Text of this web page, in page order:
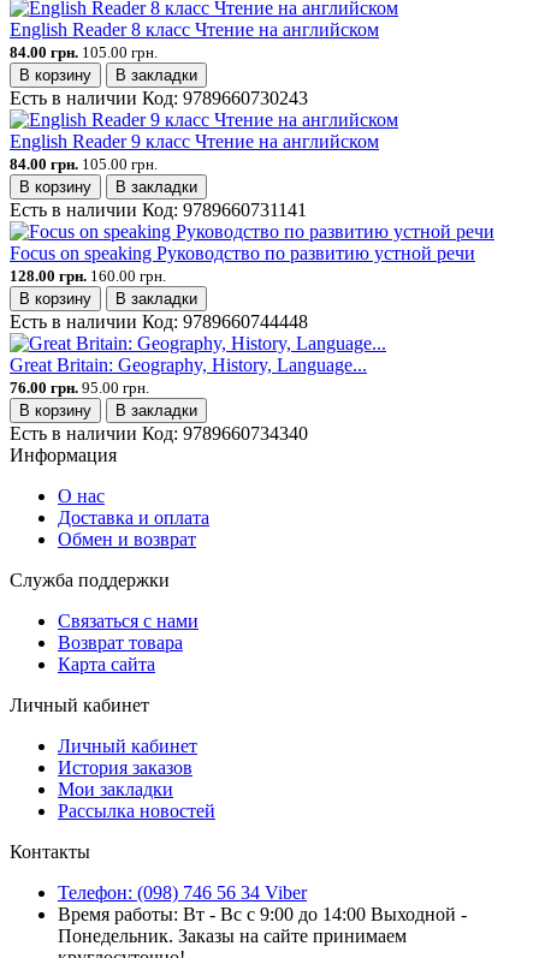
English Reader 8 класс Чтение на английском
84.00 грн. 105.00 грн.
В корзину
В закладки
Есть в наличии Код: 9789660730243
English Reader 9 класс Чтение на английском
84.00 грн. 105.00 грн.
В корзину
В закладки
Есть в наличии Код: 9789660731141
Focus on speaking Руководство по развитию устной речи
128.00 грн. 160.00 грн.
В корзину
В закладки
Есть в наличии Код: 9789660744448
Great Britain: Geography, History, Language...
76.00 грн. 95.00 грн.
В корзину
В закладки
Есть в наличии Код: 9789660734340
Информация
О нас
Доставка и оплата
Обмен и возврат
Служба поддержки
Связаться с нами
Возврат товара
Карта сайта
Личный кабинет
Личный кабинет
История заказов
Мои закладки
Рассылка новостей
Контакты
Телефон: (098) 746 56 34 Viber
Время работы: Вт - Вс с 9:00 до 14:00 Выходной -
Понедельник. Заказы на сайте принимаем